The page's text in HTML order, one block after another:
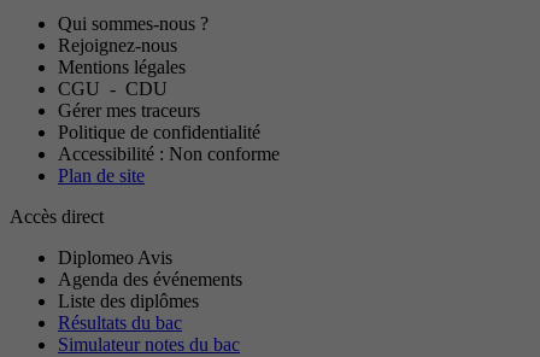
Qui sommes-nous ?
Rejoignez-nous
Mentions légales
CGU - CDU
Gérer mes traceurs
Politique de confidentialité
Accessibilité : Non conforme
Plan de site
Accès direct
Diplomeo Avis
Agenda des événements
Liste des diplômes
Résultats du bac
Simulateur notes du bac